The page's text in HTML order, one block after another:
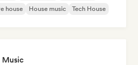
house House music Tech House
Music